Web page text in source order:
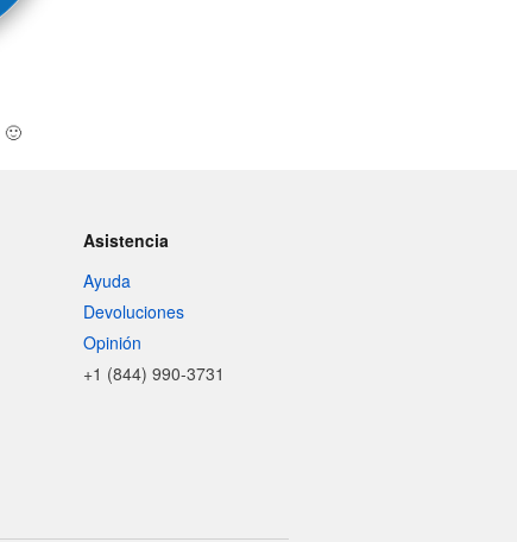
🙂
Asistencia
Ayuda
Devoluciones
Opinión
+1 (844) 990-3731